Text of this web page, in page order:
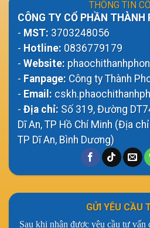
THÔNG TIN
CÔNG TY CỔ PHẦN THÀNH
- MST: 3703248056
- Hotline: 0836779179
- Website:
- Fanpage: Công ty Thành
- Email:
- Địa chỉ: Số 319, Đường
Dĩ An, TP Hồ Chí Minh (Địa
TP Dĩ An, Bình Dương)
GỬI YÊU CẦU
Sau khi nhận được yêu cầu tư